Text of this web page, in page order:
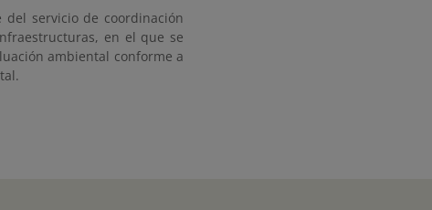
servicio de coordinación
en el que se
ambiental conforme a